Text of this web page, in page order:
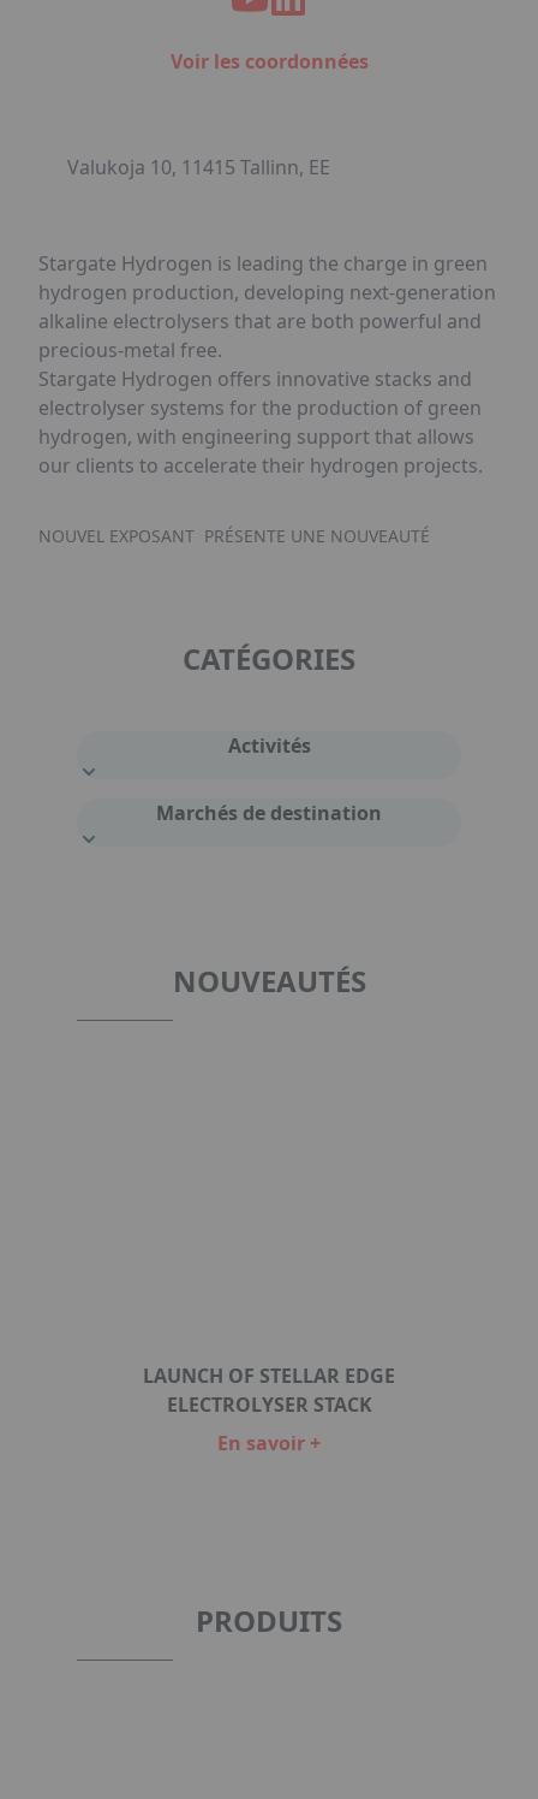
Voir les coordonnées
Valukoja 10, 11415 Tallinn, EE
Stargate Hydrogen is leading the charge in green
hydrogen production, developing next-generation
alkaline electrolysers that are both powerful and
precious-metal free.
Stargate Hydrogen offers innovative stacks and
electrolyser systems for the production of green
hydrogen, with engineering support that allows
our clients to accelerate their hydrogen projects.
NOUVEL EXPOSANT PRÉSENTE UNE NOUVEAUTÉ
CATÉGORIES
Activités
Marchés de destination
NOUVEAUTÉS
LAUNCH OF STELLAR EDGE
ELECTROLYSER STACK
En savoir +
PRODUITS